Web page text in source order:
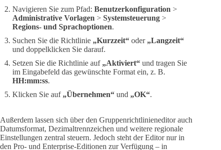
Navigieren Sie zum Pfad: Benutzerkonfiguration >
Administrative Vorlagen > Systemsteuerung >
Regions- und Sprachoptionen.
Suchen Sie die Richtlinie „Kurzzeit“ oder „Langzeit“
und doppelklicken Sie darauf.
Setzen Sie die Richtlinie auf „Aktiviert“ und tragen Sie
im Eingabefeld das gewünschte Format ein, z. B.
HH:mm:ss.
Klicken Sie auf „Übernehmen“ und „OK“.
Außerdem lassen sich über den Gruppenrichtlinieneditor auch
Datumsformat, Dezimaltrennzeichen und weitere regionale
Einstellungen zentral steuern. Jedoch steht der Editor nur in
den Pro- und Enterprise-Editionen zur Verfügung – in